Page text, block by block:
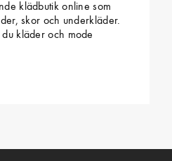
klädbutik online som
skor och underkläder.
kläder och mode